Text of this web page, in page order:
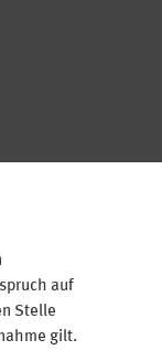
auf
Stelle
gilt.